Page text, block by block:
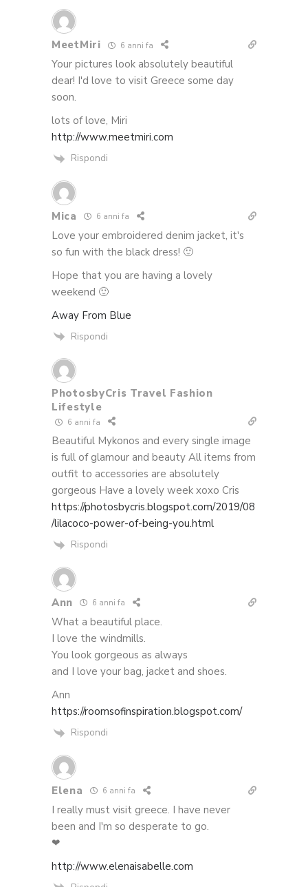
MeetMiri 6 anni fa
Your pictures look absolutely beautiful
dear! I'd love to visit Greece some day
soon.
lots of love, Miri
http://www.meetmiri.com
Rispondi
Mica 6 anni fa
Love your embroidered denim jacket, it's
so fun with the black dress! 🙂
Hope that you are having a lovely
weekend 🙂
Away From Blue
Rispondi
PhotosbyCris Travel Fashion
Lifestyle
6 anni fa
Beautiful Mykonos and every single image
is full of glamour and beauty All items from
outfit to accessories are absolutely
gorgeous Have a lovely week xoxo Cris
https://photosbycris.blogspot.com/2019/08
/lilacoco-power-of-being-you.html
Rispondi
Ann 6 anni fa
What a beautiful place.
I love the windmills.
You look gorgeous as always
and I love your bag, jacket and shoes.
Ann
https://roomsofinspiration.blogspot.com/
Rispondi
Elena 6 anni fa
I really must visit greece. I have never
been and I'm so desperate to go.
❤︎
http://www.elenaisabelle.com